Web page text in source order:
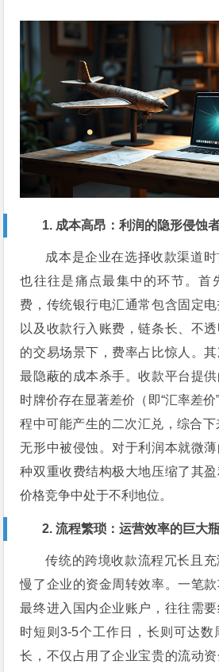
1. 成本高昂：利润的隐形侵蚀
成本是企业在选择收款渠道
也往往是痛点最集中的环节。首
费，传统银行电汇通常包含固定
以及收款行入账费，链条长、不
的交易场景下，费率占比惊人。
最隐蔽的成本杀手。收款平台提
时牌价存在显著差价（即“汇率差
程中可能产生的二次汇兑，综合
无形中被侵蚀。对于利润本就微
种双重收费结构极大地压缩了其
价格竞争中处于不利地位。
2. 流程繁琐：运营效率的巨大
传统的跨境收款流程冗长且
慢了企业的资金周转效率。一笔
最终进入国内企业账户，往往需
时短则3-5个工作日，长则可达数
长，不仅占用了企业宝贵的流动